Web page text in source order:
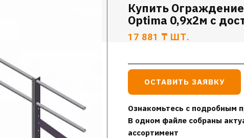
Купить
Optima 0,9х2м с
17 881 ₸ ШТ.
ОСТАВИТЬ ЗАЯВКУ
Ознакомьтесь с подробным
В одном файле собраны
ассортимент